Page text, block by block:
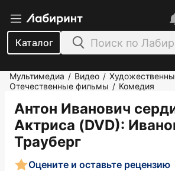
Каталог
Мультимедиа / Видео /
Отечественные фильмы / Комедия
Антон Иванович
Актриса (DVD):
Трауберг
Оцените и оставьте рецензию